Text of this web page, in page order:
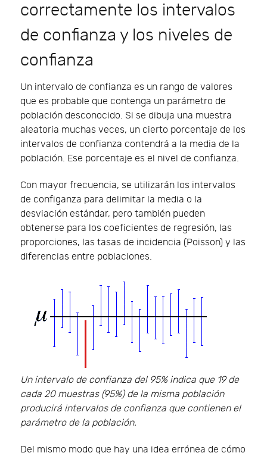
correctamente los intervalos
de confianza y los niveles de
confianza
Un intervalo de confianza es un rango de valores
que es probable que contenga un parámetro de
población desconocido. Si se dibuja una muestra
aleatoria muchas veces, un cierto porcentaje de los
intervalos de confianza contendrá a la media de la
población. Ese porcentaje es el nivel de confianza.
Con mayor frecuencia, se utilizarán los intervalos
de configanza para delimitar la media o la
desviación estándar, pero también pueden
obtenerse para los coeficientes de regresión, las
proporciones, las tasas de incidencia (Poisson) y las
diferencias entre poblaciones.
Un intervalo de confianza del 95% indica que 19 de
cada 20 muestras (95%) de la misma población
producirá intervalos de confianza que contienen el
parámetro de la población.
Del mismo modo que hay una idea errónea de cómo